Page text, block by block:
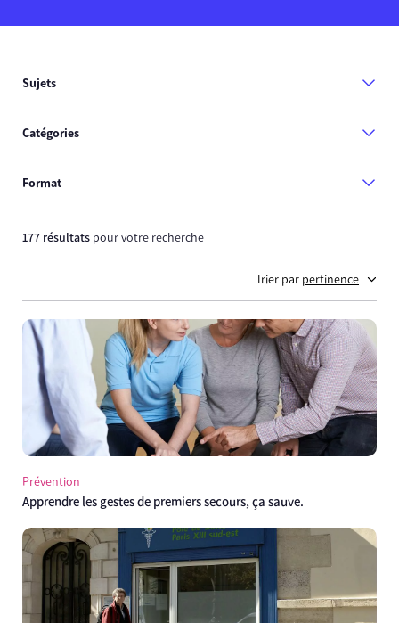
Sujets
Catégories
Format
177 résultats pour votre recherche
Trier par pertinence
Prévention
Apprendre les gestes de premiers secours, ça sauve.